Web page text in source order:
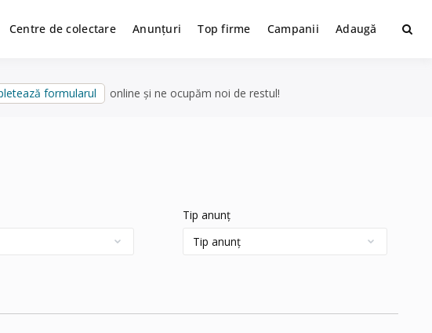
Centre de colectare Anunțuri Top firme Campanii Adaugă
formularul online și ne ocupăm noi de restul!
Tip anunț